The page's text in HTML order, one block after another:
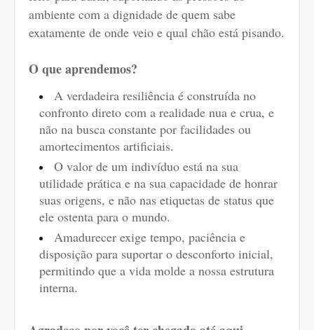
ambiente com a dignidade de quem sabe
exatamente de onde veio e qual chão está pisando.
O que aprendemos?
A verdadeira resiliência é construída no
confronto direto com a realidade nua e crua, e
não na busca constante por facilidades ou
amortecimentos artificiais.
O valor de um indivíduo está na sua
utilidade prática e na sua capacidade de honrar
suas origens, e não nas etiquetas de status que
ele ostenta para o mundo.
Amadurecer exige tempo, paciência e
disposição para suportar o desconforto inicial,
permitindo que a vida molde a nossa estrutura
interna.